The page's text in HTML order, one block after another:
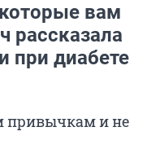
вам
рассказала
при диабете
привычкам и не